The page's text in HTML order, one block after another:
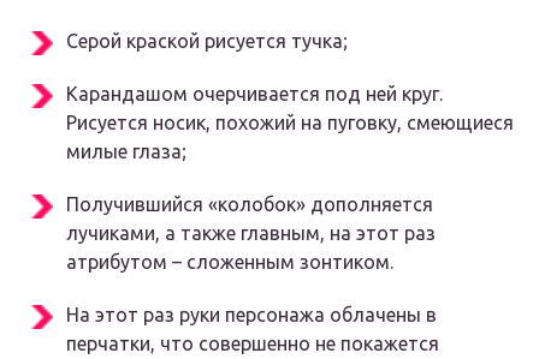
Серой краской рисуется тучка;
Карандашом очерчивается под ней круг.
Рисуется носик, похожий на пуговку, смеющиеся
милые глаза;
Получившийся «колобок» дополняется
лучиками, а также главным, на этот раз
атрибутом – сложенным зонтиком.
На этот раз руки персонажа облачены в
перчатки, что совершенно не покажется